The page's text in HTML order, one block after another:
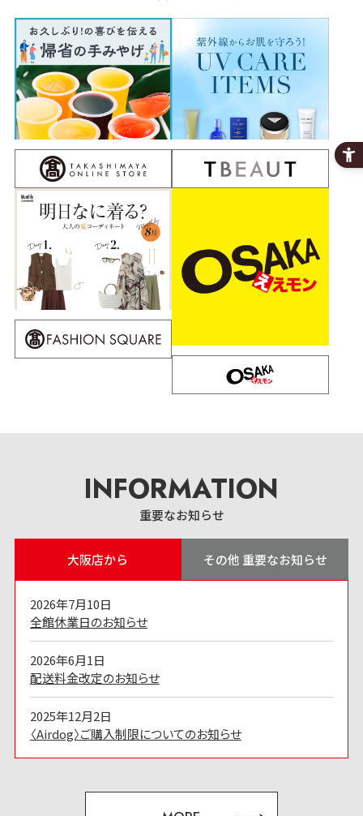
INFORMATION
重要なお知らせ
大阪店から その他 重要なお知らせ
2026年7月10日
全館休業日のお知らせ
2026年6月1日
配送料金改定のお知らせ
2025年12月2日
〈Airdog〉ご購入制限についてのお知らせ